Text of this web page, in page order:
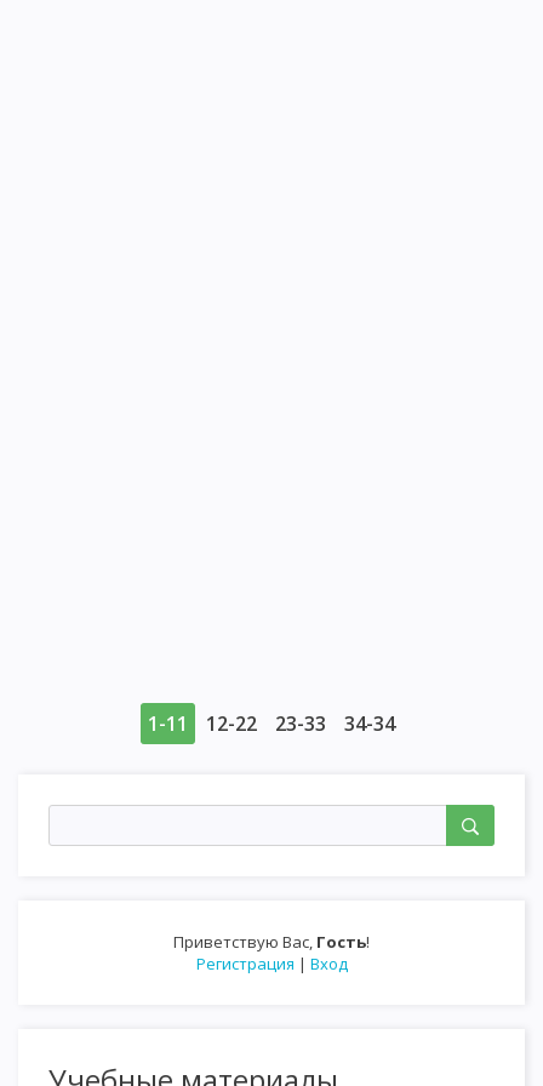
Приветствую Вас, Гость!
Регистрация | Вход
1-11 12-22 23-33 34-34